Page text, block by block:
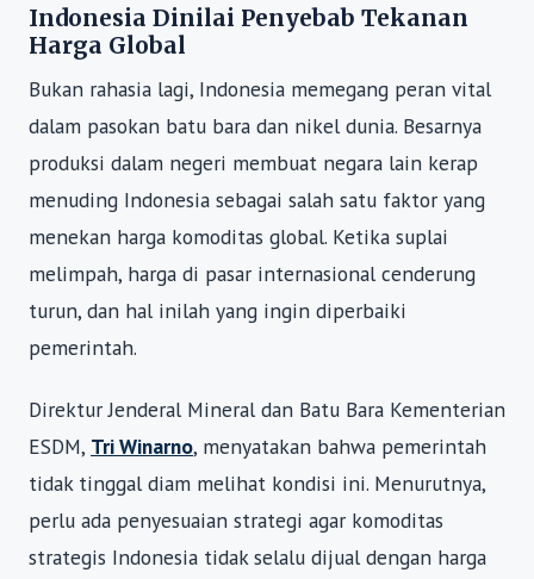
Indonesia Dinilai Penyebab Tekanan
Harga Global
Bukan rahasia lagi, Indonesia memegang peran vital
dalam pasokan batu bara dan nikel dunia. Besarnya
produksi dalam negeri membuat negara lain kerap
menuding Indonesia sebagai salah satu faktor yang
menekan harga komoditas global. Ketika suplai
melimpah, harga di pasar internasional cenderung
turun, dan hal inilah yang ingin diperbaiki
pemerintah.
Direktur Jenderal Mineral dan Batu Bara Kementerian
ESDM, Tri Winarno, menyatakan bahwa pemerintah
tidak tinggal diam melihat kondisi ini. Menurutnya,
perlu ada penyesuaian strategi agar komoditas
strategis Indonesia tidak selalu dijual dengan harga